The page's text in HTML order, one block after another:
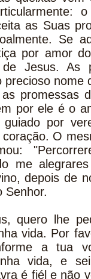
as Suas
Se
por amor
Jesus. As
precioso nome
promessas
por ele é o
por
O
me
depois de
Senhor.
quero lhe
vida. Por
a tua
vida, e
é fiél e não